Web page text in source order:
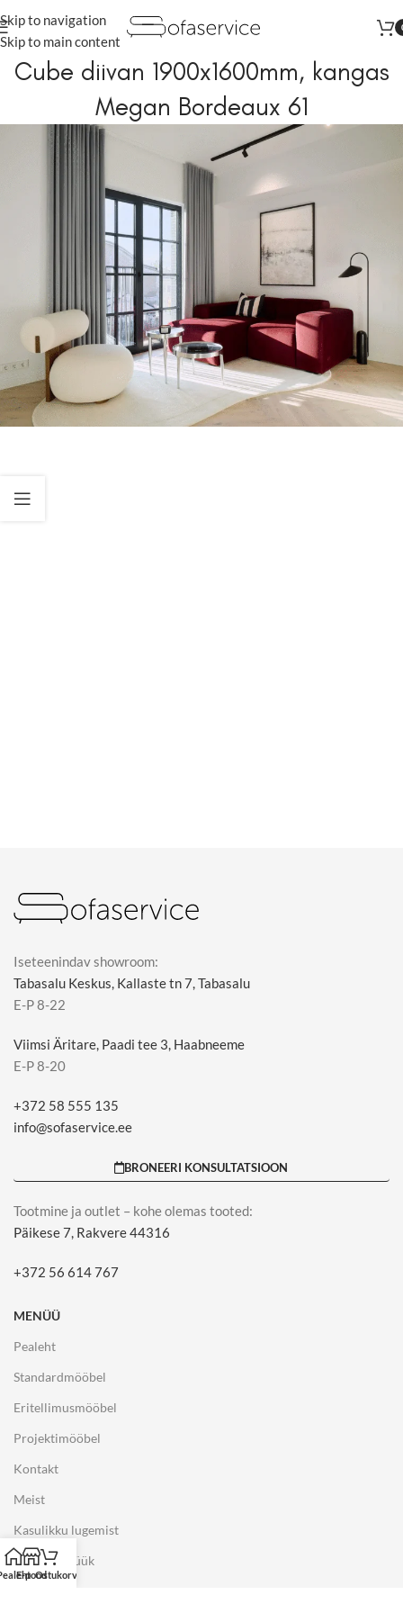
Skip to navigation
Skip to main content
Augustis kõik tooted vähemalt
Cube diivan 1900x1600mm, kangas
Megan Bordeaux 61
Iseteenindav showroom:
Tabasalu Keskus, Kallaste tn 7, Tabasalu
E-P 8-22
Viimsi Äritare, Paadi tee 3, Haabneeme
E-P 8-20
+372 58 555 135
info@sofaservice.ee
BRONEERI KONSULTATSIOON
Tootmine ja outlet – kohe olemas tooted:
Päikese 7, Rakvere 44316
+372 56 614 767
MENÜÜ
Pealeht
Standardmööbel
Eritellimusmööbel
Projektimööbel
Kontakt
Meist
Kasulikku lugemist
Näidiste müük
E-poodOstukorv